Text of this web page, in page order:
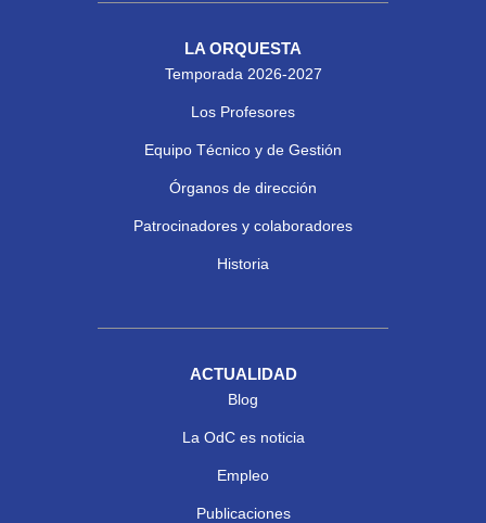
LA ORQUESTA
Temporada 2026-2027
Los Profesores
Equipo Técnico y de Gestión
Órganos de dirección
Patrocinadores y colaboradores
Historia
ACTUALIDAD
Blog
La OdC es noticia
Empleo
Publicaciones